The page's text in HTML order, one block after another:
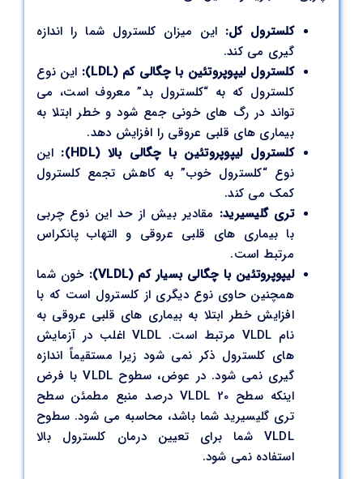
کلسترول کل: این میزان کلسترول شما را اندازه
گیری می کند.
کلسترول لیپوپروتئین با چگالی کم (LDL):
این نوع
کلسترول که به “کلسترول بد” معروف است، می
تواند در رگ های خونی جمع شود و خطر ابتلا به
بیماری های قلبی عروقی را افزایش دهد.
کلسترول لیپوپروتئین با چگالی بالا (HDL):
این
نوع “کلسترول خوب” به کاهش تجمع کلسترول
کمک می کند.
تری گلیسیرید: مقادیر بیش از حد این نوع چربی
با بیماری های قلبی عروقی و التهاب پانکراس
مرتبط است.
لیپوپروتئین با چگالی بسیار کم (VLDL):
خون شما
همچنین حاوی نوع دیگری از کلسترول است که با
افزایش خطر ابتلا به بیماری های قلبی عروقی به
نام VLDL مرتبط است. VLDL اغلب در آزمایش
های کلسترول ذکر نمی شود زیرا مستقیماً اندازه
گیری نمی شود. در عوض، سطوح VLDL با فرض
اینکه سطح VLDL 20 درصد منبع مطمئن سطح
تری گلیسیرید شما باشد، محاسبه می شود. سطوح
VLDL شما برای تعیین درمان کلسترول بالا
استفاده نمی شود.